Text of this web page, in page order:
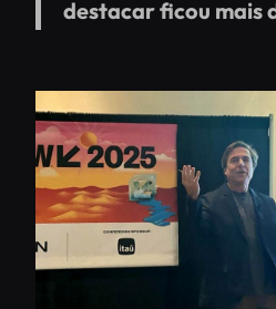
destacar ficou mais